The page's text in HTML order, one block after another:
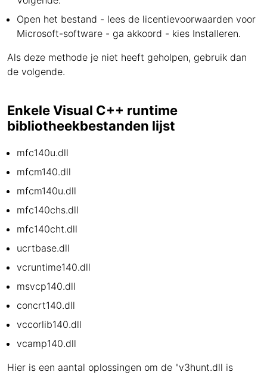
Open het bestand - lees de licentievoorwaarden voor
Microsoft-software - ga akkoord - kies Installeren.
Als deze methode je niet heeft geholpen, gebruik dan
de volgende.
Enkele Visual C++ runtime
bibliotheekbestanden lijst
mfc140u.dll
mfcm140.dll
mfcm140u.dll
mfc140chs.dll
mfc140cht.dll
ucrtbase.dll
vcruntime140.dll
msvcp140.dll
concrt140.dll
vccorlib140.dll
vcamp140.dll
Hier is een aantal oplossingen om de "v3hunt.dll is